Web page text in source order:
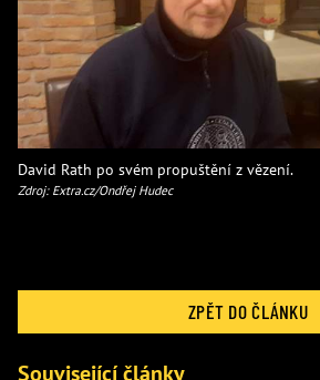
David Rath po svém propuštění z vězení.
Zdroj: Extra.cz/Ondřej Hudec
ZPĚT DO ČLÁNKU
Související články